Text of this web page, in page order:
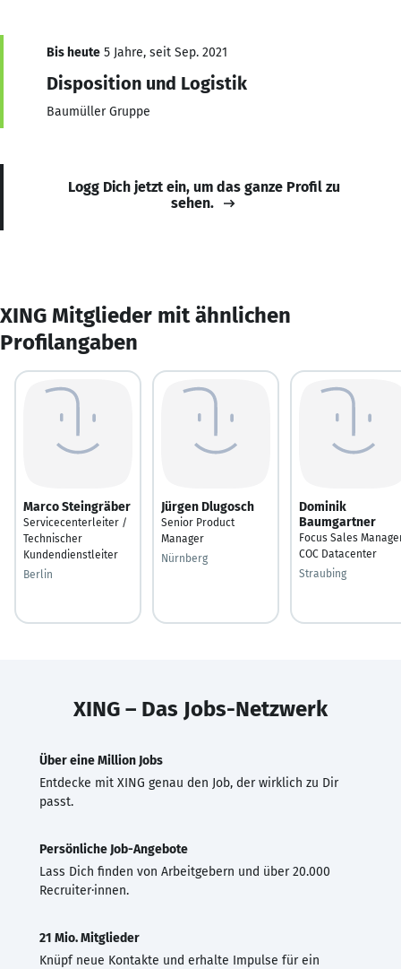
Bis heute 5 Jahre, seit Sep. 2021
Disposition und Logistik
Baumüller Gruppe
Logg Dich jetzt ein, um das ganze Profil zu
sehen.
XING Mitglieder mit ähnlichen
Profilangaben
Marco Steingräber
Servicecenterleiter /
Technischer
Kundendienstleiter
Berlin
Jürgen Dlugosch
Senior Product
Manager
Nürnberg
Dominik
Baumgartner
Focus Sales
COC Datacenter
Straubing
XING – Das Jobs-Netzwerk
Über eine Million Jobs
Entdecke mit XING genau den Job, der wirklich zu Dir
passt.
Persönliche Job-Angebote
Lass Dich finden von Arbeitgebern und über 20.000
Recruiter·innen.
21 Mio. Mitglieder
Knüpf neue Kontakte und erhalte Impulse für ein